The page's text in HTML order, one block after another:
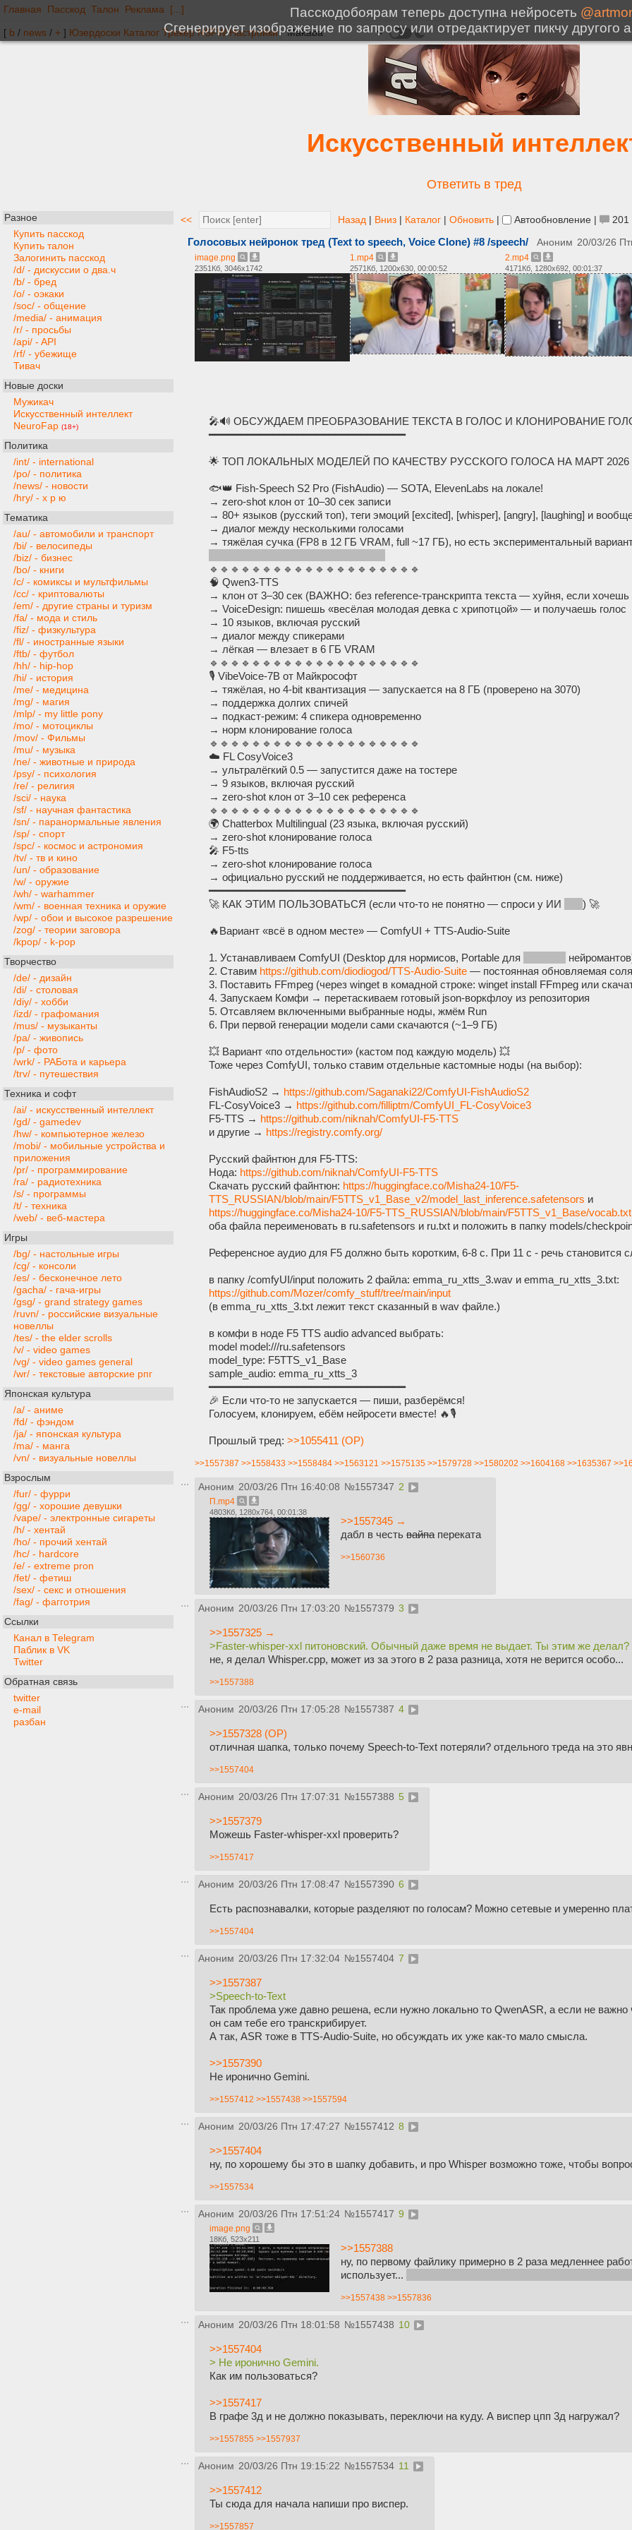
Главная Пасскод Талон Реклама [...]
[ b / news / + ] Юзердоски Каталог Трекер NSFW Настройки
Искусственный
Ответить в тред
Разное
Купить пасскод
Купить талон
Залогинить пасскод
/d/ - дискуссии о два.ч
/b/ - бред
/o/ - оэкаки
/soc/ - общение
/media/ - анимация
/r/ - просьбы
/api/ - API
/rf/ - убежище
Тивач
Новые доски
Мужикач
Искусственный интеллект
NeuroFap (18+)
Политика
/int/ - international
/po/ - политика
/news/ - новости
/hry/ - х р ю
Тематика
/au/ - автомобили и транспорт
/bi/ - велосипеды
/biz/ - бизнес
/bo/ - книги
/c/ - комиксы и мультфильмы
/cc/ - криптовалюты
/em/ - другие страны и туризм
/fa/ - мода и стиль
/fiz/ - физкультура
/fl/ - иностранные языки
/ftb/ - футбол
/hh/ - hip-hop
/hi/ - история
/me/ - медицина
/mg/ - магия
/mlp/ - my little pony
/mo/ - мотоциклы
/mov/ - Фильмы
/mu/ - музыка
/ne/ - животные и природа
/psy/ - психология
/re/ - религия
/sci/ - наука
/sf/ - научная фантастика
/sn/ - паранормальные явления
/sp/ - спорт
/spc/ - космос и астрономия
/tv/ - тв и кино
/un/ - образование
/w/ - оружие
/wh/ - warhammer
/wm/ - военная техника и оружие
/wp/ - обои и высокое разрешение
/zog/ - теории заговора
/kpop/ - k-pop
Творчество
/de/ - дизайн
/di/ - столовая
/diy/ - хобби
/izd/ - графомания
/mus/ - музыканты
/pa/ - живопись
/p/ - фото
/wrk/ - РАБота и карьера
/trv/ - путешествия
Техника и софт
/ai/ - искусственный интеллект
/gd/ - gamedev
/hw/ - компьютерное железо
/mobi/ - мобильные устройства и
приложения
/pr/ - программирование
/ra/ - радиотехника
/s/ - программы
/t/ - техника
/web/ - веб-мастера
Игры
/bg/ - настольные игры
/cg/ - консоли
/es/ - бесконечное лето
/gacha/ - гача-игры
/gsg/ - grand strategy games
/ruvn/ - российские визуальные
новеллы
/tes/ - the elder scrolls
/v/ - video games
/vg/ - video games general
/wr/ - текстовые авторские рпг
Японская культура
/a/ - аниме
/fd/ - фэндом
/ja/ - японская культура
/ma/ - манга
/vn/ - визуальные новеллы
Взрослым
/fur/ - фурри
/gg/ - хорошие девушки
/vape/ - электронные сигареты
/h/ - хентай
/ho/ - прочий хентай
/hc/ - hardcore
/e/ - extreme pron
/fet/ - фетиш
/sex/ - секс и отношения
/fag/ - фагготрия
Ссылки
Канал в Telegram
Паблик в VK
Twitter
Обратная связь
twitter
e-mail
разбан
<< Назад | Вниз | Каталог | Обновить | Автообновление | 201
Голосовых нейронок тред (Text to speech, Voice Clone) #8 /speech/ Аноним 20/03/26
image.png
2351Кб, 3046x1742
1.mp4
2571Кб, 1200x630, 00:00:52
2.mp4
4171Кб, 1280x692, 00:01:37
🎤🔊 ОБСУЖДАЕМ ПРЕОБРАЗОВАНИЕ ТЕКСТА В ГОЛОС И КЛОНИРОВАНИЕ
━━━━━━━━━━━━━━━━━━━━━━━━━━━━━━━
🌟 ТОП ЛОКАЛЬНЫХ МОДЕЛЕЙ ПО КАЧЕСТВУ РУССКОГО ГОЛОСА НА МАРТ 2026
🐟👑 Fish-Speech S2 Pro (FishAudio) — SOTA, ElevenLabs на локале!
→ zero-shot клон от 10–30 сек записи
→ 80+ языков (русский топ), теги эмоций [excited], [whisper], [angry], [laughing] и
→ диалог между несколькими голосами
→ тяжёлая сучка (FP8 в 12 ГБ VRAM, full ~17 ГБ), но есть экспериментальный
🔹🔹🔹🔹🔹🔹🔹🔹🔹🔹🔹🔹🔹🔹🔹🔹🔹🔹🔹🔹
🧠 Qwen3-TTS
→ клон от 3–30 сек (ВАЖНО: без reference-транскрипта текста — хуйня, если
→ VoiceDesign: пишешь «весёлая молодая девка с хрипотцой» — и получаешь голос
→ 10 языков, включая русский
→ диалог между спикерами
→ лёгкая — влезает в 6 ГБ VRAM
🔹🔹🔹🔹🔹🔹🔹🔹🔹🔹🔹🔹🔹🔹🔹🔹🔹🔹🔹🔹
🎙️ VibeVoice-7B от Майкрософт
→ тяжёлая, но 4-bit квантизация — запускается на 8 ГБ (проверено на 3070)
→ поддержка долгих спичей
→ подкаст-режим: 4 спикера одновременно
→ норм клонирование голоса
🔹🔹🔹🔹🔹🔹🔹🔹🔹🔹🔹🔹🔹🔹🔹🔹🔹🔹🔹🔹
☁️ FL CosyVoice3
→ ультралёгкий 0.5 — запустится даже на тостере
→ 9 языков, включая русский
→ zero-shot клон от 3–10 сек референса
🔹🔹🔹🔹🔹🔹🔹🔹🔹🔹🔹🔹🔹🔹🔹🔹🔹🔹🔹🔹
🌍 Chatterbox Multilingual (23 языка, включая русский)
→ zero-shot клонирование голоса
🎤 F5-tts
→ zero-shot клонирование голоса
→ официально русский не поддерживается, но есть файнтюн (см. ниже)
━━━━━━━━━━━━━━━━━━━━━━━━━━━━━━━
🚀 КАК ЭТИМ ПОЛЬЗОВАТЬСЯ (если что-то не понятно — спроси у ИИ
) 🚀
🔥Вариант «всё в одном месте» — ComfyUI + TTS-Audio-Suite
1. Устанавливаем ComfyUI (Desktop для нормисов, Portable для
2. Ставим https://github.com/diodiogod/TTS-Audio-Suite — постоянная обновляемая
3. Поставить FFmpeg (через winget в комадной строке: winget install FFmpeg или
4. Запускаем Комфи → перетаскиваем готовый json-воркфлоу из репозитория
5. Отсавляем включенными выбранные ноды, жмём Run
6. При первой генерации модели сами скачаются (~1–9 ГБ)
💥 Вариант «по отдельности» (кастом под каждую модель) 💥
Тоже через ComfyUI, только ставим отдельные кастомные ноды (на выбор):
FishAudioS2 → https://github.com/Saganaki22/ComfyUI-FishAudioS2
FL-CosyVoice3 → https://github.com/filliptm/ComfyUI_FL-CosyVoice3
F5-TTS → https://github.com/niknah/ComfyUI-F5-TTS
и другие → https://registry.comfy.org/
Русский файнтюн для F5-TTS:
Нода: https://github.com/niknah/ComfyUI-F5-TTS
Скачать русский файнтюн: https://huggingface.co/Misha24-10/F5-
TTS_RUSSIAN/blob/main/F5TTS_v1_Base_v2/model_last_inference.safetensors и
https://huggingface.co/Misha24-10/F5-TTS_RUSSIAN/blob/main/F5TTS_v1_Base/vocab.txt
оба файла переименовать в ru.safetensors и ru.txt и положить в папку models/
Референсное аудио для F5 должно быть коротким, 6-8 c. При 11 c - речь становится
в папку /comfyUI/input положить 2 файла: emma_ru_xtts_3.wav и emma_ru_xtts_3.txt:
https://github.com/Mozer/comfy_stuff/tree/main/input
(в emma_ru_xtts_3.txt лежит текст сказанный в wav файле.)
в комфи в ноде F5 TTS audio advanced выбрать:
model model:///ru.safetensors
model_type: F5TTS_v1_Base
sample_audio: emma_ru_xtts_3
━━━━━━━━━━━━━━━━━━━━━━━━━━━━━━━
🎉 Если что-то не запускается — пиши, разберёмся!
Голосуем, клонируем, ебём нейросети вместе! 🔥🎙️
Прошлый тред: >>1055411 (OP)
>>1557387 >>1558433 >>1558484 >>1563121 >>1575135 >>1579728 >>1580202 >>1604168 >>1635367
Аноним 20/03/26 Птн 16:40:08 №1557347 2
П.mp4
4803Кб, 1280x764, 00:01:38
>>1557345 →
дабл в честь вайпа переката
>>1560736
Аноним 20/03/26 Птн 17:03:20 №1557379 3
>>1557325 →
>Faster-whisper-xxl питоновский. Обычный даже время не выдает. Ты этим же делал?
не, я делал Whisper.cpp, может из за этого в 2 раза разница, хотя не верится особо...
>>1557388
Аноним 20/03/26 Птн 17:05:28 №1557387 4
>>1557328 (OP)
отличная шапка, только почему Speech-to-Text потеряли? отдельного треда на это
>>1557404
Аноним 20/03/26 Птн 17:07:31 №1557388 5
>>1557379
Можешь Faster-whisper-xxl проверить?
>>1557417
Аноним 20/03/26 Птн 17:08:47 №1557390 6
Есть распознавалки, которые разделяют по голосам? Можно сетевые и умеренно
>>1557404
Аноним 20/03/26 Птн 17:32:04 №1557404 7
>>1557387
>Speech-to-Text
Так проблема уже давно решена, если нужно локально то QwenASR, а если не
он сам тебе его транскрибирует.
А так, ASR тоже в TTS-Audio-Suite, но обсуждать их уже как-то мало смысла.
>>1557390
Не иронично Gemini.
>>1557412 >>1557438 >>1557594
Аноним 20/03/26 Птн 17:47:27 №1557412 8
>>1557404
ну, по хорошему бы это в шапку добавить, и про Whisper возможно тоже, чтобы
>>1557534
Аноним 20/03/26 Птн 17:51:24 №1557417 9
image.png
18Кб, 523x211
>>1557388
ну, по первому файлику примерно в 2 раза медленнее
использует...
>>1557438 >>1557836
Аноним 20/03/26 Птн 18:01:58 №1557438 10
>>1557404
> Не иронично Gemini.
Как им пользоваться?
>>1557417
В графе 3д и не должно показывать, переключи на куду. А виспер цпп 3д нагружал?
>>1557855 >>1557937
Аноним 20/03/26 Птн 19:15:22 №1557534 11
>>1557412
Ты сюда для начала напиши про виспер.
>>1557857